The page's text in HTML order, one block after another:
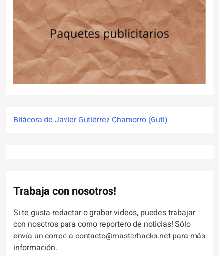
Bitácora de Javier Gutiérrez Chamorro (Guti)
Trabaja con nosotros!
Si te gusta redactar o grabar videos, puedes trabajar
con nosotros para como reportero de noticias! Sólo
envía un correo a contacto@masterhacks.net para más
información.